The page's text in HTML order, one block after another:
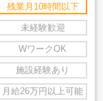
残業月10時間以下
未経験歓迎
WワークOK
施設経験あり
月給26万円以上可能